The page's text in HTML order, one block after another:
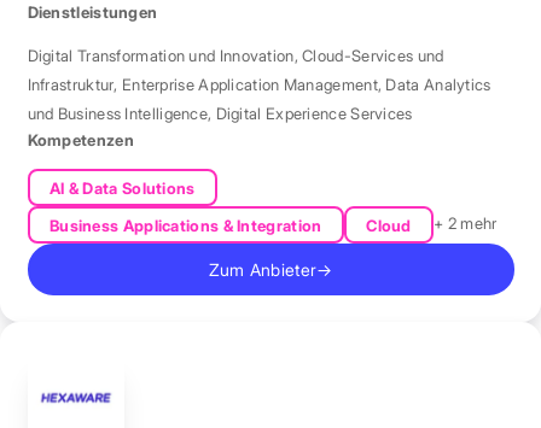
Dienstleistungen
Digital Transformation und Innovation,Cloud-Services und
Infrastruktur, Enterprise Application Management, Data Analytics
und Business Intelligence, Digital Experience Services
Kompetenzen
AI & Data Solutions
Business Applications & Integration
Cloud + 2 mehr
Zum Anbieter→